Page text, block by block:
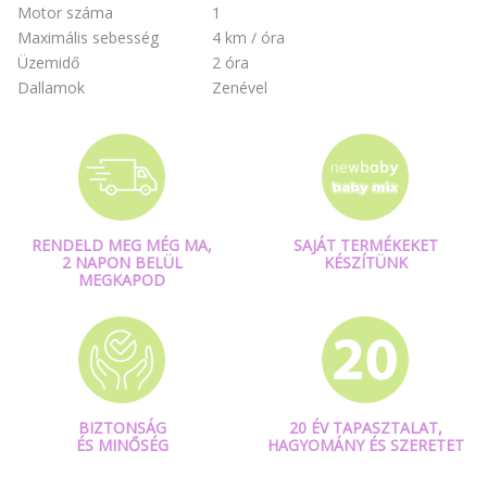
Motor száma
1
Maximális sebesség
4 km / óra
Üzemidő
2 óra
Dallamok
Zenével
RENDELD MEG MÉG MA,
2 NAPON BELÜL
MEGKAPOD
SAJÁT TERMÉKEKET
KÉSZÍTÜNK
BIZTONSÁG
ÉS MINŐSÉG
20 ÉV TAPASZTALAT,
HAGYOMÁNY ÉS SZERETET